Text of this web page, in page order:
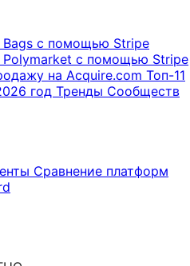
с помощью Stripe
с помощью Stripe
на Acquire.com Топ-11
год Тренды Сообществ
Сравнение платформ